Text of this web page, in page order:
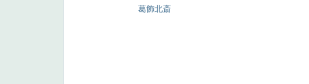
葛飾北斎